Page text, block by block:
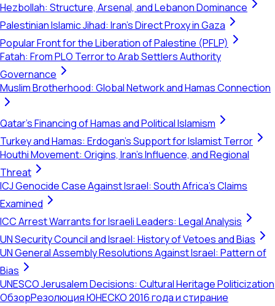
Hezbollah: Structure, Arsenal, and Lebanon Dominance
Palestinian Islamic Jihad: Iran's Direct Proxy in Gaza
Popular Front for the Liberation of Palestine (PFLP)
Fatah: From PLO Terror to Arab Settlers Authority
Governance
Muslim Brotherhood: Global Network and Hamas Connection
Qatar's Financing of Hamas and Political Islamism
Turkey and Hamas: Erdogan's Support for Islamist Terror
Houthi Movement: Origins, Iran's Influence, and Regional
Threat
ICJ Genocide Case Against Israel: South Africa's Claims
Examined
ICC Arrest Warrants for Israeli Leaders: Legal Analysis
UN Security Council and Israel: History of Vetoes and Bias
UN General Assembly Resolutions Against Israel: Pattern of
Bias
UNESCO Jerusalem Decisions: Cultural Heritage Politicization
ОбзорРезолюция ЮНЕСКО 2016 года и стирание